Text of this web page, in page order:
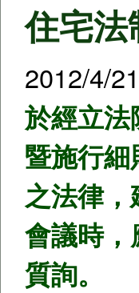
住宅
2012/4/
於經立
暨施行
之法律
會議時
質詢。